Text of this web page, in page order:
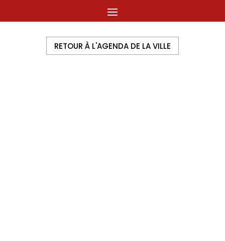
RETOUR À L'AGENDA DE LA VILLE